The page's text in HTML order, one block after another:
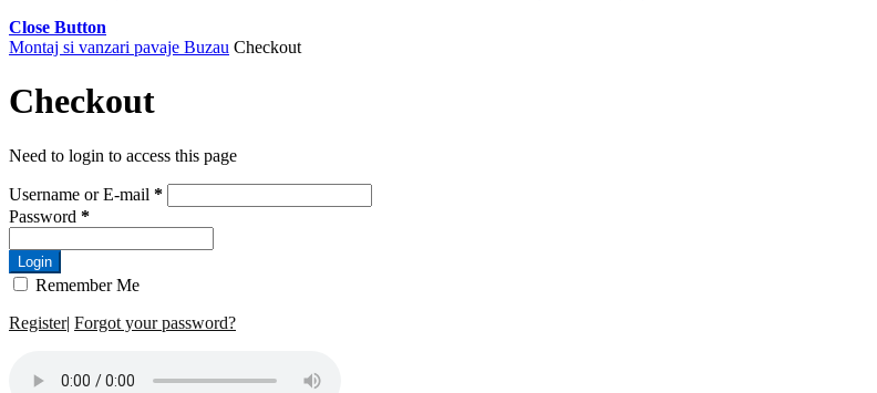
Close Button
Montaj si vanzari pavaje Buzau Checkout
Checkout
Need to login to access this page
Username or E-mail *
Password *
Login
Remember Me
Register| Forgot your password?